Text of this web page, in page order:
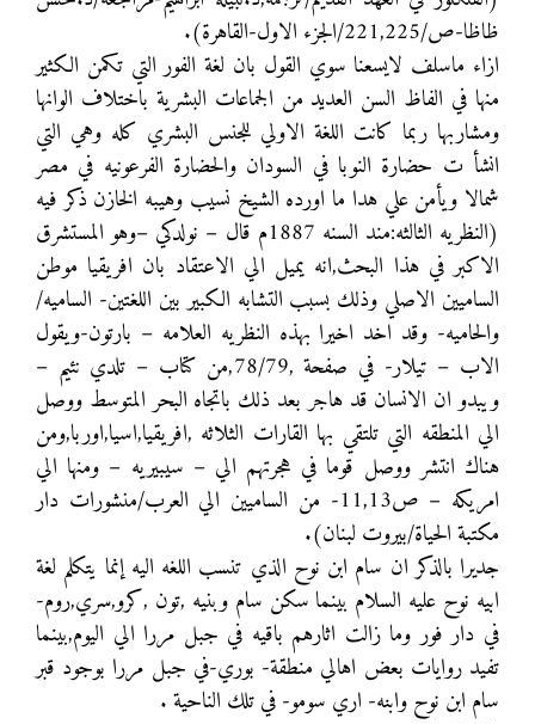
ظاظا-ص/221,225/الجزء الاول-القاهرة).
ازاء ماسلف لايسعنا سوي القول بان لغة الفور التي تكمن الكثير
منها في الفاظ السن العديد من الجماعات البشرية باختلاف الوانها
ومشاربها ربما كانت اللغة الاولي للجنس البشري كله وهي التي
انشأ ت حضارة النوبا في السودان والحضارة الفرعونيه في مصر
شمالا ويأمن علي هدا ما اورده الشيخ نسيب وهيبه الخازن ذكر فيه
(النظريه الثالثه:مند السنه 1887م قال – نولدكي –وهو المستشرق
الاكبر في هذا البحث,انه يميل الي الاعتقاد بان افريقيا موطن
الساميين الاصلي وذلك بسبب التشابه الكبير بين اللغتين- الساميه/
والحاميه- وقد اخد اخيرا بهذه النظريه العلامه – بارتون-ويقول
الاب – تيلار- في صفحة ,78/79,من كتاب – تلدي نئيم –
ويبدو ان الانسان قد هاجر بعد ذلك باتجاه البحر المتوسط ووصل
الي المنطقه التي تلتقي بها القارات الثلاثه ,افريقيا,اسيا,اوربا,ومن
هناك انتشر ووصل قوما في هجرتهم الي – سيبيريه – ومنها الي
امريكه – ص11,13- من الساميين الي العرب/منشورات دار
مكتبة الحياة/بيروت لبنان).
جديرا بالذكر ان سام ابن نوح الذي تنسب اللغه اليه إنما يتكلم لغة
ابيه نوح عليه السلام بينما سكن سام وبنيه ,تون ,كرو,سري,روم-
في دار فور وما زالت اثارهم باقيه في جبل مررا الي اليوم,بينما
تفيد روايات بعض اهالي منطقة- بوري-في جبل مررا بوجود قبر
سام ابن نوح وابنه- اري سومو- في تلك الناحية .